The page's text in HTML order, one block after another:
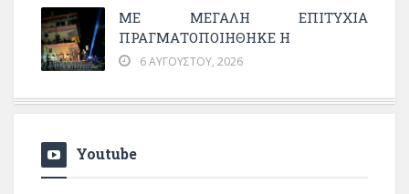
ΜΕ ΜΕΓΆΛΗ ΕΠΙΤΥΧΊΑ
ΠΡΑΓΜΑΤΟΠΟΙΉΘΗΚΕ Η
6 ΑΥΓΟΎΣΤΟΥ, 2026
Youtube